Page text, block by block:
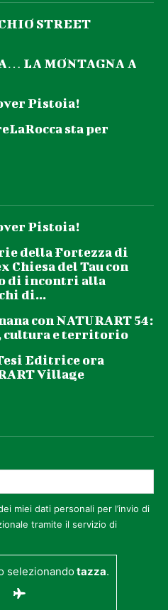
STREET
LA MONTAGNA A
Pistoia!
sta per
Pistoia!
della Fortezza di
Chiesa del Tau con
di incontri alla
di...
con NATURART 54:
cultura e territorio
Editrice ora
Village
miei dati personali per l’invio di
tramite il servizio di
selezionandotazza.